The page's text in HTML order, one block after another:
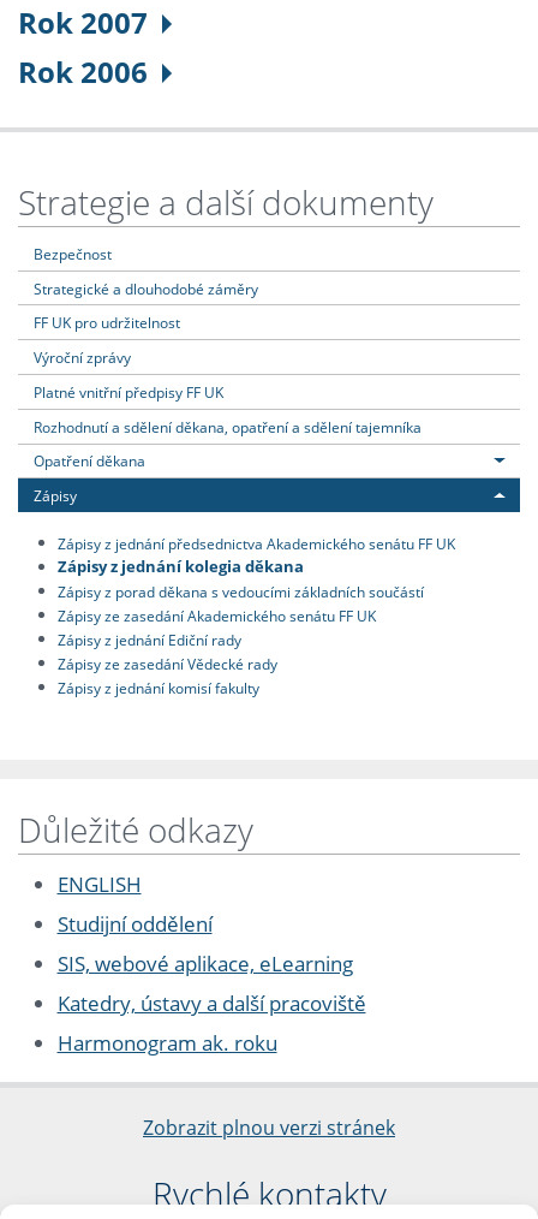
Rok 2007
Rok 2006
Strategie a další dokumenty
Bezpečnost
Strategické a dlouhodobé záměry
FF UK pro udržitelnost
Výroční zprávy
Platné vnitřní předpisy FF UK
Rozhodnutí a sdělení děkana, opatření a sdělení tajemníka
Opatření děkana
Zápisy
Zápisy z jednání předsednictva Akademického senátu FF UK
Zápisy z jednání kolegia děkana
Zápisy z porad děkana s vedoucími základních součástí
Zápisy ze zasedání Akademického senátu FF UK
Zápisy z jednání Ediční rady
Zápisy ze zasedání Vědecké rady
Zápisy z jednání komisí fakulty
Důležité odkazy
ENGLISH
Studijní oddělení
SIS, webové aplikace, eLearning
Katedry, ústavy a další pracoviště
Harmonogram ak. roku
Zobrazit plnou verzi stránek
Rychlé kontakty